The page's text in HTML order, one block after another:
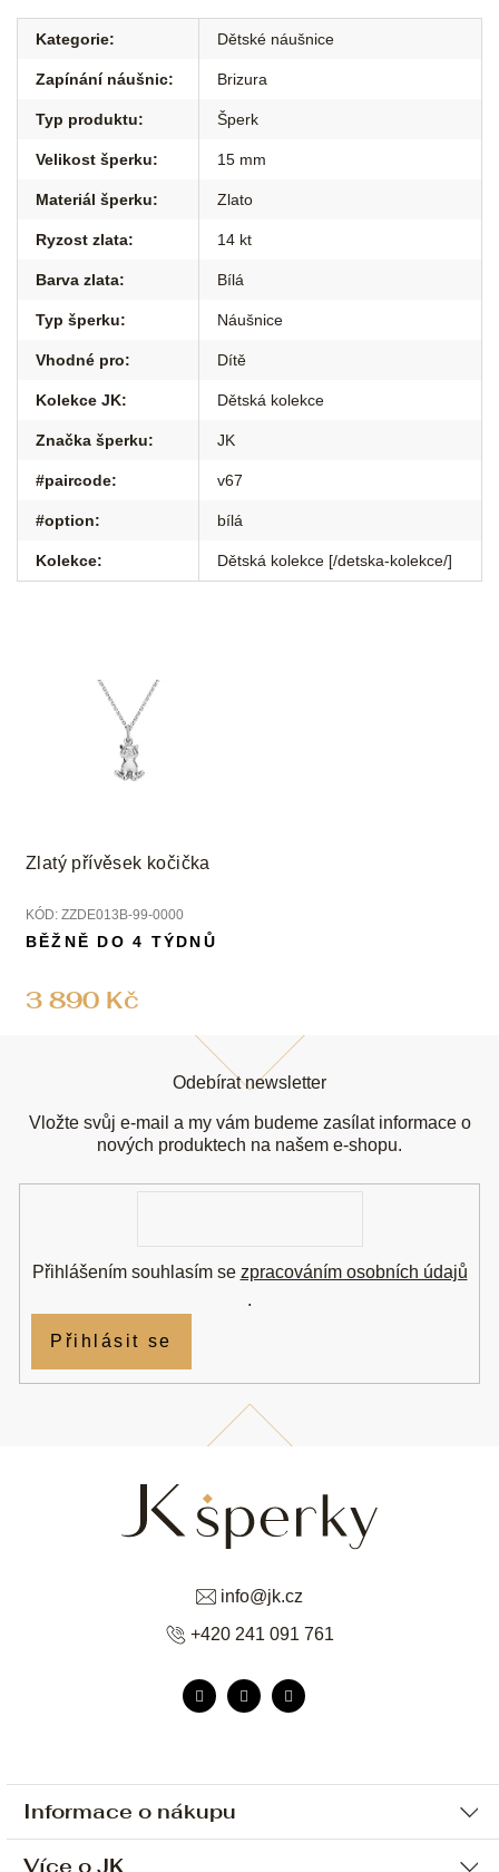
Kategorie: Dětské náušnice
Zapínání náušnic: Brizura
Typ produktu: Šperk
Velikost šperku: 15 mm
Materiál šperku: Zlato
Ryzost zlata: 14 kt
Barva zlata: Bílá
Typ šperku: Náušnice
Vhodné pro: Dítě
Kolekce JK: Dětská kolekce
Značka šperku: JK
#paircode: v67
#option: bílá
Kolekce: Dětská kolekce [/detska-kolekce/]
Zlatý přívěsek kočička
KÓD: ZZDE013B-99-0000
3 890 Kč
BĚŽNĚ DO 4 TÝDNŮ
Informace o nákupu
Ochrana osobních údajů
Více o JK
info@jk.cz
+420 241 091 761
Odebírat newsletter
Vložte svůj e-mail a my vám budeme zasílat informace o
nových produktech na našem e-shopu.
Přihlášením souhlasím se zpracováním osobních údajů
.
Přihlásit se